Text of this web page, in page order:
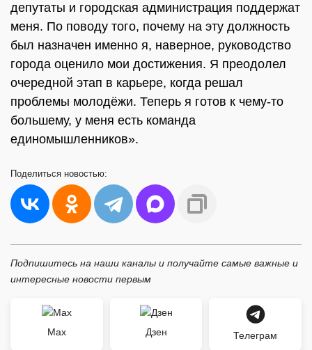
депутаты и городская администрация поддержат
меня. По поводу того, почему на эту должность
был назначен именно я, наверное, руководство
города оценило мои достижения. Я преодолел
очередной этап в карьере, когда решал
проблемы молодёжи. Теперь я готов к чему-то
большему, у меня есть команда
единомышленников».
Поделиться новостью:
Подпишитесь на наши каналы и получайте самые важные и
интересные новости первым
Max Дзен Телеграм